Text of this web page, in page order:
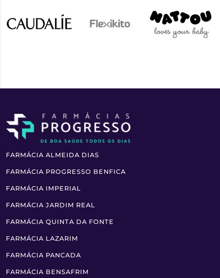
FARMÁCIA ALMEIDA DIAS
FARMÁCIA PROGRESSO BENFICA
FARMÁCIA IMPERIAL
FARMÁCIA JARDIM REAL
FARMÁCIA QUINTA DA FONTE
FARMÁCIA LAZARIM
FARMÁCIA PANCADA
FARMÁCIA BENSAFRIM